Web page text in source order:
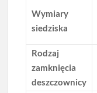
Wymiary
siedziska
Rodzaj
zamknięcia
deszczownicy